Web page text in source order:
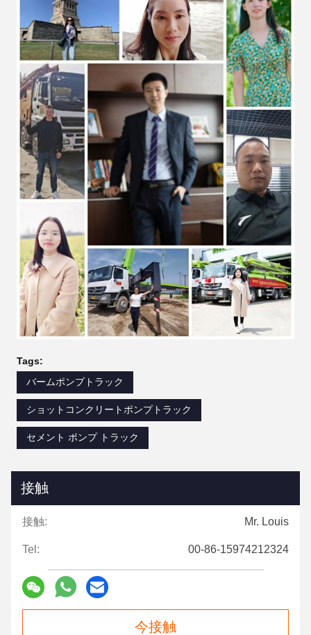
Tags:
バームポンプトラック
ショットコンクリートポンプトラック
セメント ポンプ トラック
接触
接触: Mr. Louis
Tel: 00-86-15974212324
今接触